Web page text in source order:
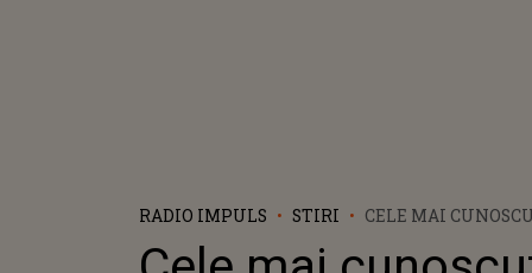
RADIO IMPULS STIRI
CELE MAI
PREȚURI CER